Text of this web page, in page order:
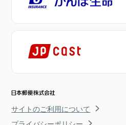
サイトのご利用について